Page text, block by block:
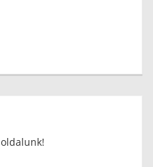
oldalunk!